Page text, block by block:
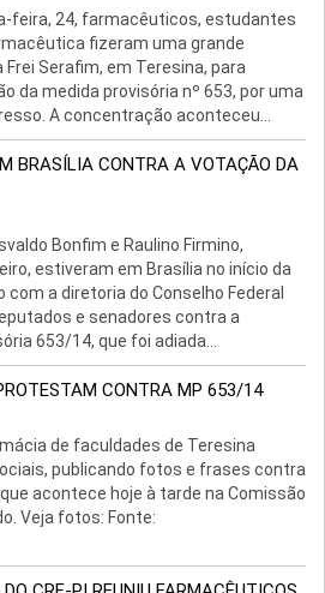
feira, 24, farmacêuticos, estudantes
fizeram uma grande
Serafim, em Teresina, para
da medida provisória nº 653, por uma
A concentração aconteceu...
BRASÍLIA CONTRA A VOTAÇÃO DA
Bonfim e Raulino Firmino,
estiveram em Brasília no início da
a diretoria do Conselho Federal
e senadores contra a
653/14, que foi adiada...
CONTRA MP 653/14
de faculdades de Teresina
publicando fotos e frases contra
acontece hoje à tarde na Comissão
Veja fotos: Fonte: